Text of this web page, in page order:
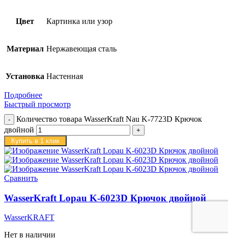
Цвет Картинка или узор
Материал Нержавеющая сталь
Установка Настенная
Подробнее
Быстрый просмотр
Количество товара WasserKraft Nau K-7723D Крючок
двойной
Купить в 1 клик
Сравнить
WasserKraft Lopau K-6023D Крючок двойной
WasserKRAFT
Нет в наличии